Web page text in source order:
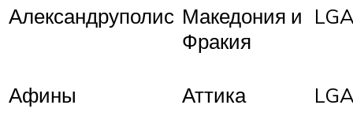
Александруполис Македония и
Фракия
Афины Аттика